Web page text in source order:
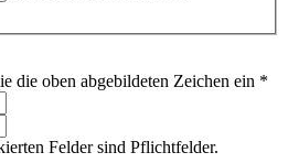
die oben abgebildeten Zeichen ein *
Felder sind Pflichtfelder.